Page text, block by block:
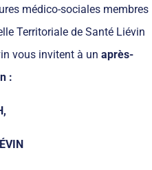
médico-sociales membres
Territoriale de Santé Liévin
vous invitent à un après-
: